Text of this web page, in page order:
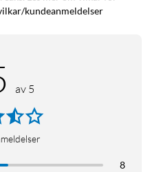
kundeanmeldelser
av 5
8